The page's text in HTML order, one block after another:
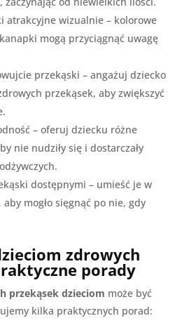
atrakcyjne wizualnie – kolorowe
mogą przyciągnąć uwagę
przekąski – angażuj dziecko
przekąsek, aby zwiększyć
– oferuj dziecku różne
nie nudziły się i dostarczały
dostępnymi – umieść je w
mogło sięgnąć po nie, gdy
zdrowych
porady
przekąsek dzieciom może być
kilka praktycznych porad: